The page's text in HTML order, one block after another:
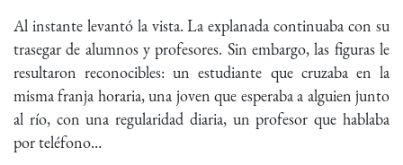
Al instante levantó la vista. La explanada continuaba con su
trasegar de alumnos y profesores. Sin embargo, las figuras le
resultaron reconocibles: un estudiante que cruzaba en la
misma franja horaria, una joven que esperaba a alguien junto
al río, con una regularidad diaria, un profesor que hablaba
por teléfono…